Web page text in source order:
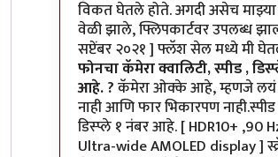
विकत घेतले होते. अगदी असेच माझ्या
वेळी झाले, फ्लिपकार्टवर उपलब्ध
सप्टेंबर २०२१ ] फ्लॅश सेल मध्ये मी
फोनचा कॅमेरा क्वालिटी, स्पीड ,
आहे. ?कॅमेरा ओक्के आहे, म्हणजे लयं
नाही आणि फार भिकारपण
डिस्प्ले १ नंबर आहे. [ HDR10+ ,90
Ultra-wide AMOLED display ]